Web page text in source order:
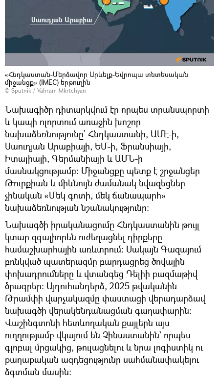
«Հնդկաստան-Մերձավոր Արևելք-Եվրոպա տնտեսական
միջանցք» (IMEC) երթուղին
© Sputnik / Vahram Mkrtchyan
Նախագիծը դիտարկվում էր որպես տրանսպորտի
և կապի ոլորտում առաջին խոշոր
նախաձեռնությունը՝ Հնդկաստանի, ԱՄԷ-ի,
Սաուդյան Արաբիայի, ԵՄ-ի, Ֆրանսիայի,
Իտալիայի, Գերմանիայի և ԱՄՆ-ի
մասնակցությամբ։ Միջանցքը պետք է շրջանցեր
Թուրքիան և միևնույն ժամանակ նվազեցներ
չինական «Մեկ գոտի, մեկ ճանապարհ»
նախաձեռնության նշանակությունը։
Նախագծի իրականացումը Հնդկաստանին թույլ
կտար զգալիորեն ուժեղացնել դիրքերը
համաշխարհային առևտրում։ Սակայն Գազայում
բռնկված պատերազմը բարդացրեց ծովային
փոխադրումները և վտանգեց Դելիի բազմաթիվ
ծրագրեր։ Այդուհանդերձ, 2025 թվականին
Թրամփի վարչակազմը փաստացի վերադարձավ
նախագծի վերակենդանացման գաղափարին։
Վաշինգտոնի հետևողական քայլերն այս
ուղղությամբ վկայում են Չինաստանին՝ որպես
գլոբալ մրցակից, թուլացնելու և նրա լոգիստիկ ու
քաղաքական ազդեցությունը սահմանափակելու
ձգտման մասին։